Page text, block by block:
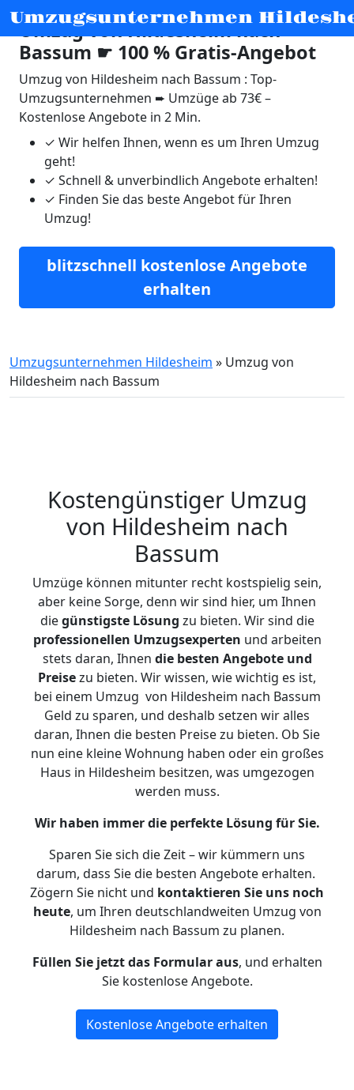
Umzugsunternehmen
Umzug von Hildesheim nach
Bassum ☛ 100 % Gratis-Angebot
Umzug von Hildesheim nach Bassum : Top-
Umzugsunternehmen ➨ Umzüge ab 73€ –
Kostenlose Angebote in 2 Min.
✓ Wir helfen Ihnen, wenn es um Ihren Umzug
geht!
✓ Schnell & unverbindlich Angebote erhalten!
✓ Finden Sie das beste Angebot für Ihren
Umzug!
blitzschnell kostenlose Angebote
erhalten
Umzugsunternehmen Hildesheim » Umzug von
Hildesheim nach Bassum
Kostengünstiger Umzug
von Hildesheim nach
Bassum
Umzüge können mitunter recht kostspielig sein,
aber keine Sorge, denn wir sind hier, um Ihnen
diegünstigste Lösung zu bieten. Wir sind die
professionellen Umzugsexperten und arbeiten
stets daran, Ihnen die besten Angebote und
Preisezu bieten. Wir wissen, wie wichtig es ist,
bei einem Umzug von Hildesheim nach Bassum
Geld zu sparen, und deshalb setzen wir alles
daran, Ihnen die besten Preise zu bieten. Ob Sie
nun eine kleine Wohnung haben oder ein großes
Haus in Hildesheim besitzen, was umgezogen
werden muss.
Wir haben immer die perfekte Lösung für Sie.
Sparen Sie sich die Zeit – wir kümmern uns
darum, dass Sie die besten Angebote erhalten.
Zögern Sie nicht und kontaktieren Sie uns noch
heute, um Ihren deutschlandweiten Umzug von
Hildesheim nach Bassum zu planen.
Füllen Sie jetzt das Formular aus, und erhalten
Sie kostenlose Angebote.
Kostenlose Angebote erhalten